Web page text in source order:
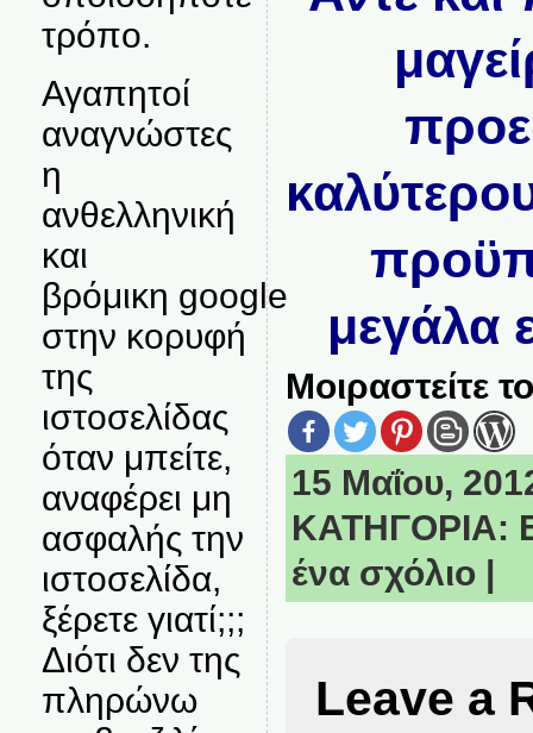
τρόπο.
Αγαπητοί
αναγνώστες
η
ανθελληνική
και
βρόμικη google
στην κορυφή
της
ιστοσελίδας
όταν μπείτε,
αναφέρει μη
ασφαλής την
ιστοσελίδα,
ξέρετε γιατί;;;
Διότι δεν της
πληρώνω
μεγάλα
Μοιραστείτε
15 Μαΐου,
ΚΑΤΗΓΟΡΙΑ:
ένα σχόλιο |
Leave a